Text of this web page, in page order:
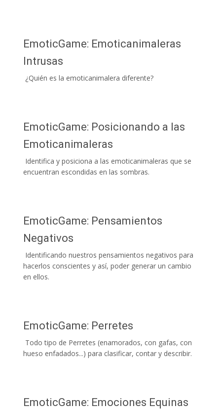
EmoticGame: Emoticanimaleras
Intrusas
¿Quién es la emoticanimalera diferente?
EmoticGame: Posicionando a las
Emoticanimaleras
Identifica y posiciona a las emoticanimaleras que se
encuentran escondidas en las sombras.
EmoticGame: Pensamientos
Negativos
Identificando nuestros pensamientos negativos para
hacerlos conscientes y así, poder generar un cambio
en ellos.
EmoticGame: Perretes
Todo tipo de Perretes (enamorados, con gafas, con
hueso enfadados...) para clasificar, contar y describir.
EmoticGame: Emociones Equinas